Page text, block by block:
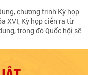
chương trình Kỳ họp
XVI, Kỳ họp diễn ra từ
trong đó Quốc hội sẽ